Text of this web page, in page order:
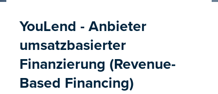
YouLend - Anbieter
umsatzbasierter
Finanzierung (Revenue-
Based Financing)